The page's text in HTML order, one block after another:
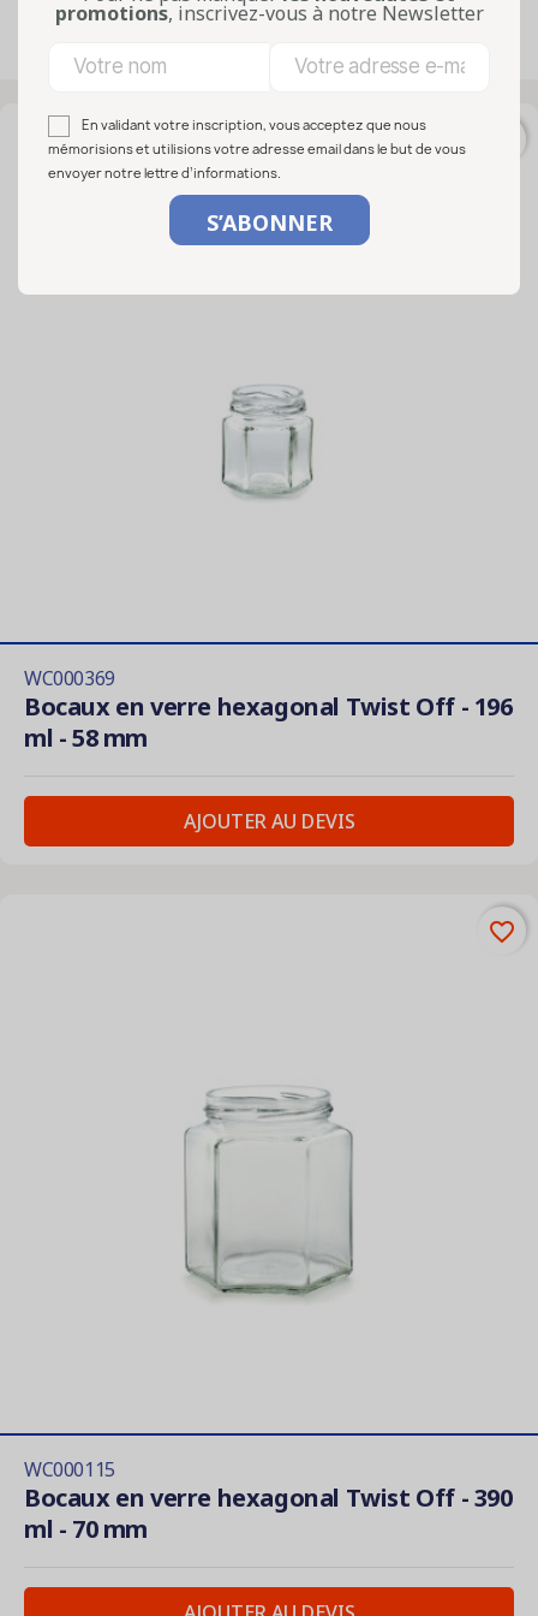
WC000369
Bocaux en verre hexagonal Twist Off - 196
ml - 58 mm
AJOUTER AU DEVIS
WC000115
Bocaux en verre hexagonal Twist Off - 390
ml - 70 mm
favorite_border
promotions, inscrivez-vous à notre Newsletter
En validant votre inscription, vous acceptez que nous
mémorisions et utilisions votre adresse email dans le but de vous
envoyer notre lettre d’informations.